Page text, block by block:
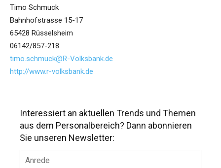
Timo Schmuck
Bahnhofstrasse 15-17
65428 Rüsselsheim
06142/857-218
timo.schmuck@R-Volksbank.de
http://www.r-volksbank.de
Interessiert an aktuellen Trends und Themen
aus dem Personalbereich? Dann abonnieren
Sie unseren Newsletter: